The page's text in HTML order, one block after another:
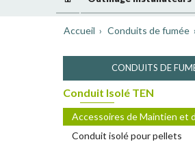
Accueil Conduits de fumée
CONDUITS DE
Conduit Isolé TEN
Accessoires de Maintien et
Conduit isolé pour pellets